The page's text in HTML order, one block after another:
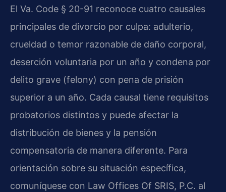
El Va. Code § 20-91 reconoce cuatro causales
principales de divorcio por culpa: adulterio,
crueldad o temor razonable de daño corporal,
deserción voluntaria por un año y condena por
delito grave (felony) con pena de prisión
superior a un año. Cada causal tiene requisitos
probatorios distintos y puede afectar la
distribución de bienes y la pensión
compensatoria de manera diferente. Para
orientación sobre su situación específica,
comuníquese con Law Offices Of SRIS, P.C. al